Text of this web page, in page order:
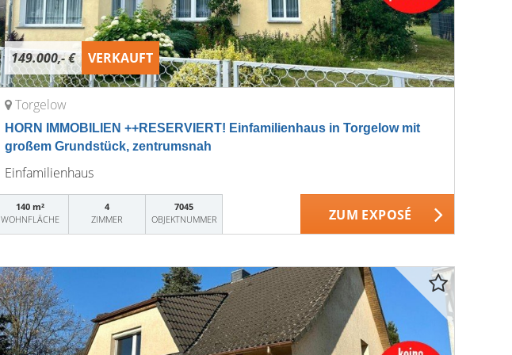
149.000,- € VERKAUFT
Torgelow
HORN IMMOBILIEN ++RESERVIERT! Einfamilienhaus in Torgelow mit
großem Grundstück, zentrumsnah
Einfamilienhaus
140 m²
WOHNFLÄCHE
4
ZIMMER
7045
OBJEKTNUMMER
ZUM EXPOSÉ